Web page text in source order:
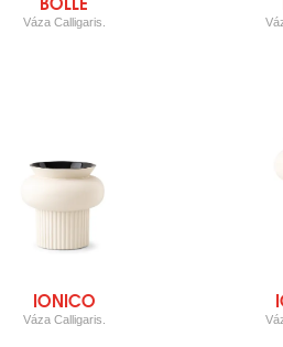
Váza Calligaris.
IONICO
Váza Calligaris.